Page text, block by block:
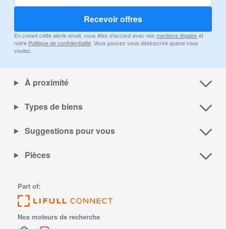
Recevoir offres
En créant cette alerte email, vous êtes d'accord avec nos mentions légales et
notre Politique de confidentialité. Vous pouvez vous désinscrire quand vous
voulez.
À proximité
Types de biens
Suggestions pour vous
Pièces
Part of:
Nos moteurs de recherche